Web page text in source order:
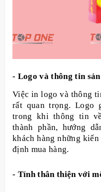
- Logo và thông tin
Việc in logo và thông
rất quan trọng. Logo
trong khi thông tin
thành phần, hướng
khách hàng những
định mua hàng.
- Tính thân thiện với